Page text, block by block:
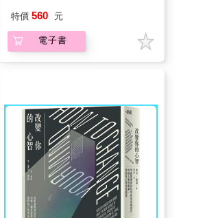
特價 560 元
電子書